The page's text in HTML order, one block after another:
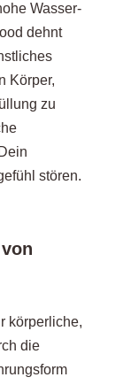
Wasser-
dehnt
Körper,
zu
stören.
körperliche,
die